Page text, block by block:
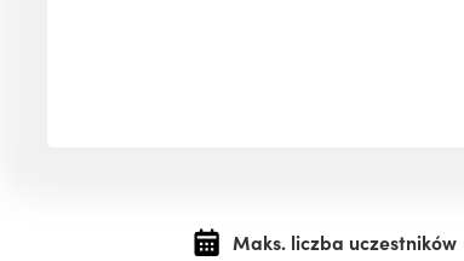
Maks. liczba uczestników